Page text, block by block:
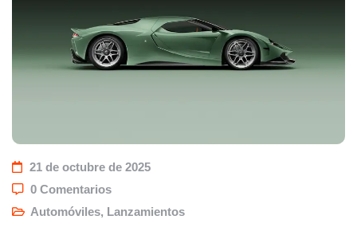
21 de octubre de 2025
0 Comentarios
Automóviles, Lanzamientos